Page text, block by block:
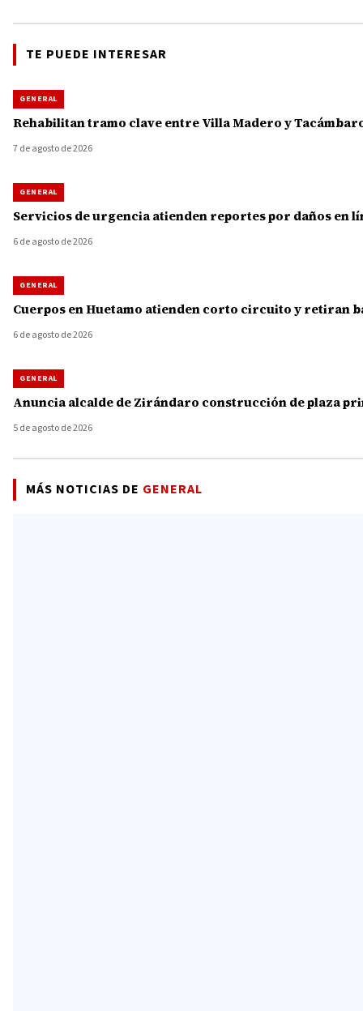
TE PUEDE INTERESAR
GENERAL
Rehabilitan tramo clave entre Villa Madero y
7 de agosto de 2026
GENERAL
Servicios de urgencia atienden reportes por daños en
6 de agosto de 2026
GENERAL
Cuerpos en Huetamo atienden corto circuito y retiran
6 de agosto de 2026
GENERAL
Anuncia alcalde de Zirándaro construcción de plaza
5 de agosto de 2026
MÁS NOTICIAS DE GENERAL